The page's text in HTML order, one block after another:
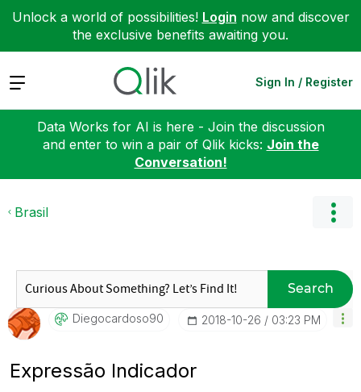
Unlock a world of possibilities! Login now and discover
the exclusive benefits awaiting you.
Expand Sign In / Register
Data Works for AI is here - Join the discussion
and enter to win a pair of Qlik kicks: Join the
Conversation!
Brasil
Search
Diegocardoso90 ‎2018-10-26 03:23 PM
Expressão Indicador